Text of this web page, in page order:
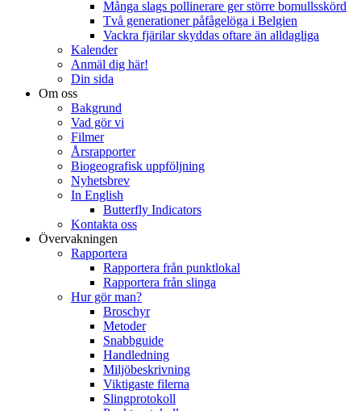
Många slags pollinerare ger större bomullsskörd
Två generationer påfågelöga i Belgien
Vackra fjärilar skyddas oftare än alldagliga
Kalender
Anmäl dig här!
Din sida
Om oss
Bakgrund
Vad gör vi
Filmer
Årsrapporter
Biogeografisk uppföljning
Nyhetsbrev
In English
Butterfly Indicators
Kontakta oss
Övervakningen
Rapportera
Rapportera från punktlokal
Rapportera från slinga
Hur gör man?
Broschyr
Metoder
Snabbguide
Handledning
Miljöbeskrivning
Viktigaste filerna
Slingprotokoll